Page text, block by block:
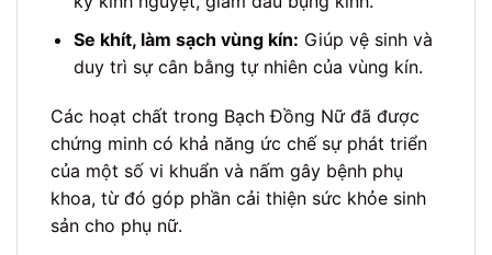
Se khít, làm sạch vùng kín: Giúp vệ sinh và
duy trì sự cân bằng tự nhiên của vùng kín.
Các hoạt chất trong Bạch Đồng Nữ đã được
chứng minh có khả năng ức chế sự phát triển
của một số vi khuẩn và nấm gây bệnh phụ
khoa, từ đó góp phần cải thiện sức khỏe sinh
sản cho phụ nữ.